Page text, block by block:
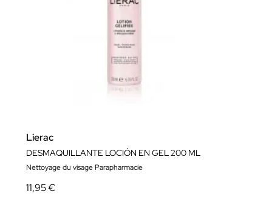
Lierac
DESMAQUILLANTE LOCIÓN EN GEL 200 ML
Nettoyage du visage Parapharmacie
11,95 €